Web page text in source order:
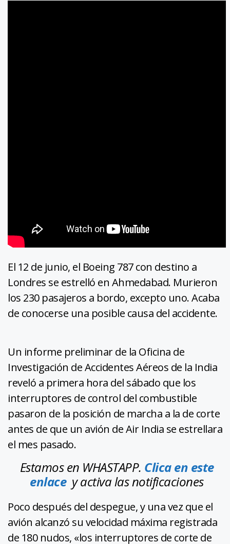
El 12 de junio, el Boeing 787 con destino a
Londres se estrelló en Ahmedabad. Murieron
los 230 pasajeros a bordo, excepto uno. Acaba
de conocerse una posible causa del accidente.
Un informe preliminar de la Oficina de
Investigación de Accidentes Aéreos de la India
reveló a primera hora del sábado que los
interruptores de control del combustible
pasaron de la posición de marcha a la de corte
antes de que un avión de Air India se estrellara
el mes pasado.
Estamos en WHASTAPP. Clica en este
enlacey activa las notificaciones
Poco después del despegue, y una vez que el
avión alcanzó su velocidad máxima registrada
de 180 nudos, «los interruptores de corte de